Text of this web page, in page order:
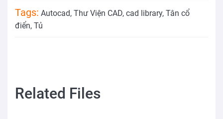
Tags: Autocad, Thư Viện CAD, cad library, Tân cổ
điển, Tủ
Related Files